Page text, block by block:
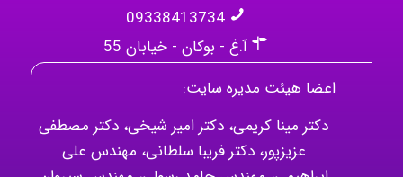
09338413734
آ.غ - بوکان - خیابان 55
اعضا هیئت مدیره سایت:
دکتر مینا کریمی، دکتر امیر شیخی، دکتر مصطفی
عزیزپور، دکتر فریبا سلطانی، مهندس علی